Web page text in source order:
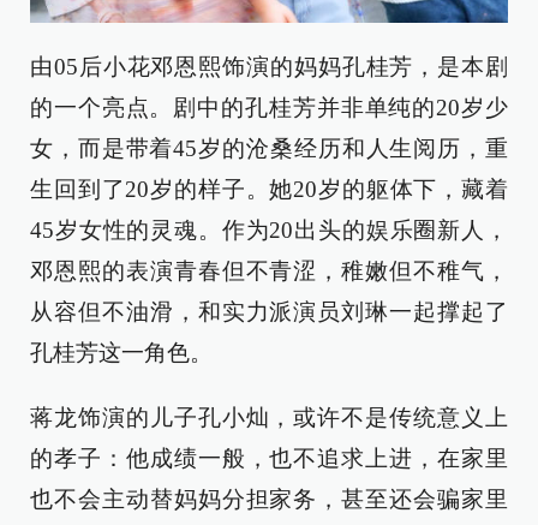
由05后小花邓恩熙饰演的妈妈孔桂芳，是本剧
的一个亮点。剧中的孔桂芳并非单纯的20岁少
女，而是带着45岁的沧桑经历和人生阅历，重
生回到了20岁的样子。她20岁的躯体下，藏着
45岁女性的灵魂。作为20出头的娱乐圈新人，
邓恩熙的表演青春但不青涩，稚嫩但不稚气，
从容但不油滑，和实力派演员刘琳一起撑起了
孔桂芳这一角色。
蒋龙饰演的儿子孔小灿，或许不是传统意义上
的孝子：他成绩一般，也不追求上进，在家里
也不会主动替妈妈分担家务，甚至还会骗家里